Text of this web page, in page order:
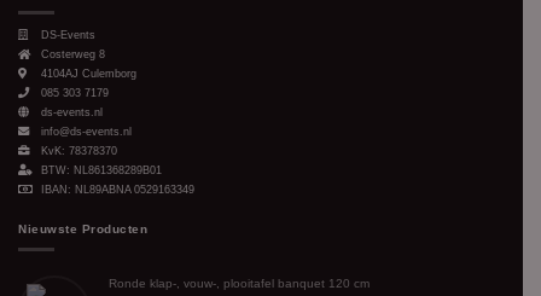
DS-Events
Costerweg 8
4104AJ Culemborg
085 303 7179
ds-events.nl
info@ds-events.nl
KvK: 78378370
BTW: NL861368289B01
IBAN: NL89ABNA 0529163349
Nieuwste Producten
Ronde klap-, vouw-, plooitafel banquet 120 cm